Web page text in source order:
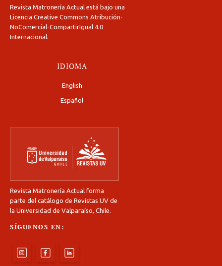
Revista Matronería Actual está bajo una
Licencia Creative Commons Atribución-
NoComercial-CompartirIgual 4.0
Internacional.
IDIOMA
English
Español
Revista Matronería Actual forma
parte del catálogo de Revistas UV de
la Universidad de Valparaíso, Chile.
SÍGUENOS EN: